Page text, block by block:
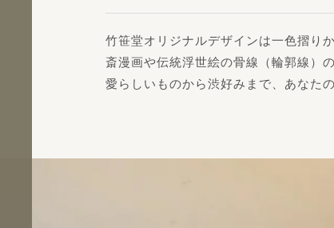
竹笹堂オリジナルデザインは一色摺り
斎漫画や伝統浮世絵の骨線（輪郭線）
愛らしいものから渋好みまで、あなた